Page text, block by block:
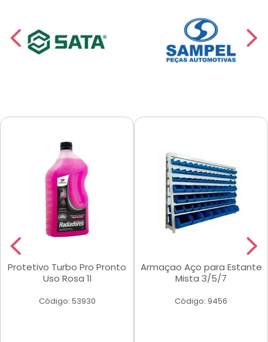
Protetivo Turbo Pro Pronto
Uso Rosa 1l
Código: 53930
Armaçao Aço para Estante
Mista 3/5/7
Código: 9456